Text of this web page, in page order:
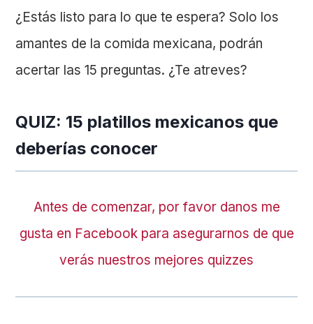
¿Estás listo para lo que te espera? Solo los
amantes de la comida mexicana, podrán
acertar las 15 preguntas. ¿Te atreves?
QUIZ: 15 platillos mexicanos que
deberías conocer
Antes de comenzar, por favor danos me
gusta en Facebook para asegurarnos de que
verás nuestros mejores quizzes